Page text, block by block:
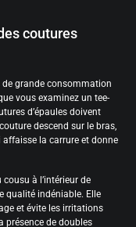
coutures
de grande consommation
vous examinez un tee-
d’épaules doivent
descend sur le bras,
affaisse la carrure et donne
à l’intérieur de
qualité indéniable. Elle
et évite les irritations
présence de doubles